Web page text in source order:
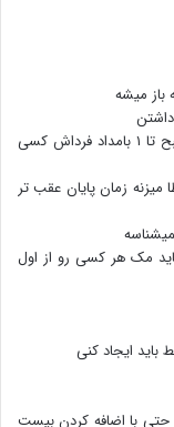
و مشکل بزرگش اینه که مثلا میخوام از ساعت ۱۱ صبح تا ۱ بامداد فرداش کسی
زمان پایان عقب تر
مک هر کسی رو از اول
ایجاد کنی
با اضافه کردن بیست